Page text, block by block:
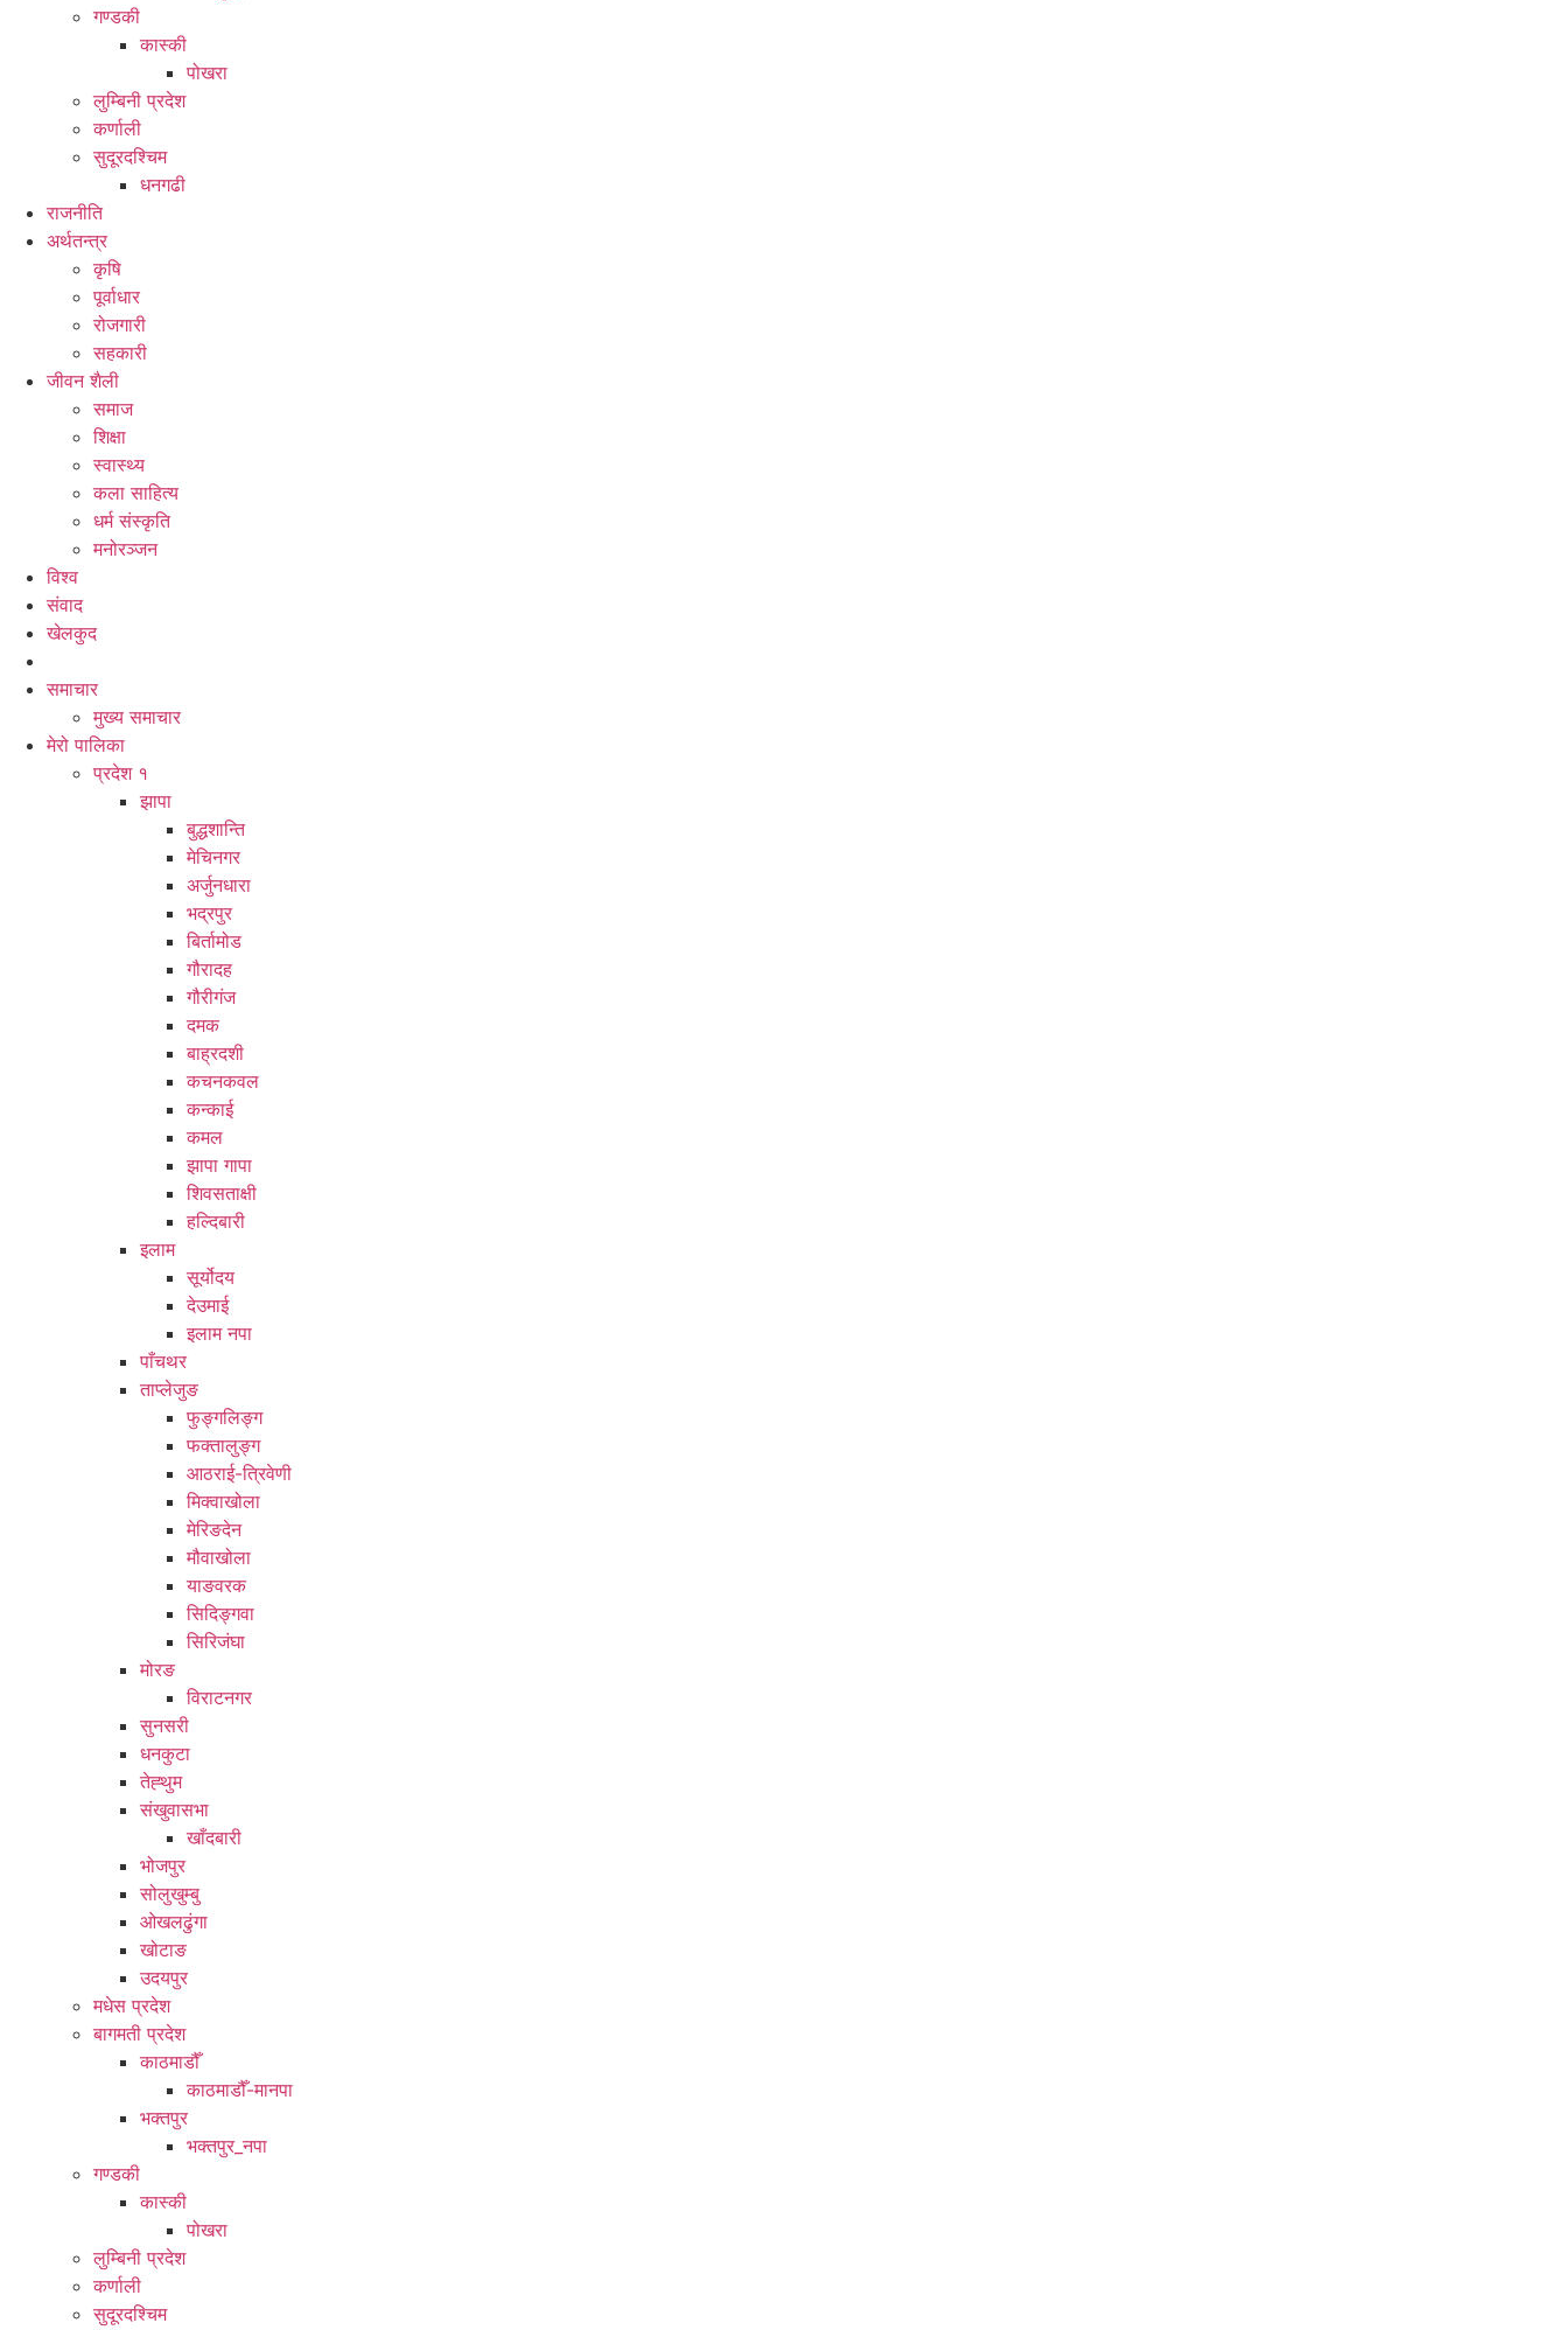
गण्डकी
कास्की
पोखरा
लुम्बिनी प्रदेश
कर्णाली
सुदूरदश्चिम
धनगढी
राजनीति
अर्थतन्त्र
कृषि
पूर्वाधार
रोजगारी
सहकारी
जीवन शैली
समाज
शिक्षा
स्वास्थ्य
कला साहित्य
धर्म संस्कृति
मनोरञ्जन
विश्व
संवाद
खेलकुद
समाचार
मुख्य समाचार
मेरो पालिका
प्रदेश १
झापा
बुद्धशान्ति
मेचिनगर
अर्जुनधारा
भद्रपुर
बिर्तामोड
गौरादह
गौरीगंज
दमक
बाह्रदशी
कचनकवल
कन्काई
कमल
झापा गापा
शिवसताक्षी
हल्दिबारी
इलाम
सूर्योदय
देउमाई
इलाम नपा
पाँचथर
ताप्लेजुङ
फुङ्गलिङ्ग
फक्तालुङ्ग
आठराई-त्रिवेणी
मिक्वाखोला
मेरिङदेन
मौवाखोला
याङवरक
सिदिङ्गवा
सिरिजंघा
मोरङ
विराटनगर
सुनसरी
धनकुटा
तेह्थुम
संखुवासभा
खाँदबारी
भोजपुर
सोलुखुम्बु
ओखलढुंगा
खोटाङ
उदयपुर
मधेस प्रदेश
बागमती प्रदेश
काठमाडौँ
काठमाडौँ-मानपा
भक्तपुर
भक्तपुर_नपा
गण्डकी
कास्की
पोखरा
लुम्बिनी प्रदेश
कर्णाली
सुदूरदश्चिम